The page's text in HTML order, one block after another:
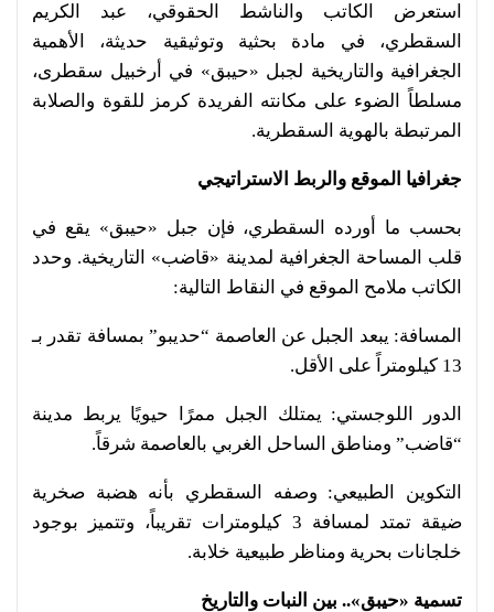
استعرض الكاتب والناشط الحقوقي، عبد الكريم
السقطري، في مادة بحثية وتوثيقية حديثة، الأهمية
الجغرافية والتاريخية لجبل «حيبق» في أرخبيل سقطرى،
مسلطاً الضوء على مكانته الفريدة كرمز للقوة والصلابة
المرتبطة بالهوية السقطرية.
جغرافيا الموقع والربط الاستراتيجي
بحسب ما أورده السقطري، فإن جبل «حيبق» يقع في
قلب المساحة الجغرافية لمدينة «قاضب» التاريخية. وحدد
الكاتب ملامح الموقع في النقاط التالية:
المسافة: يبعد الجبل عن العاصمة “حديبو” بمسافة تقدر بـ
13 كيلومتراً على الأقل.
الدور اللوجستي: يمتلك الجبل ممرًا حيويًا يربط مدينة
“قاضب” ومناطق الساحل الغربي بالعاصمة شرقاً.
التكوين الطبيعي: وصفه السقطري بأنه هضبة صخرية
ضيقة تمتد لمسافة 3 كيلومترات تقريباً، وتتميز بوجود
خلجانات بحرية ومناظر طبيعية خلابة.
تسمية «حيبق».. بين النبات والتاريخ